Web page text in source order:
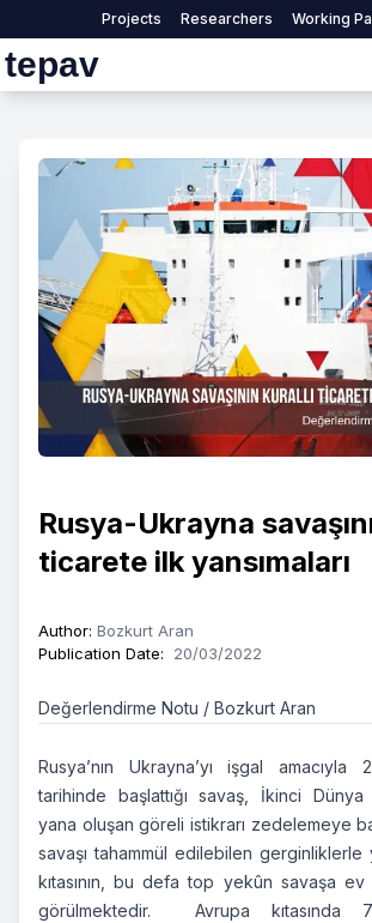
Projects Researchers Working
tepav
Rusya-Ukrayna
ticarete ilk yansımaları
Author: Bozkurt Aran
Publication Date: 20/03/2022
Değerlendirme Notu / Bozkurt Aran
Rusya’nın Ukrayna’yı işgal
tarihinde başlattığı savaş, İkinci Dünya
yana oluşan göreli istikrarı zedelemeye
savaşı tahammül edilebilen gerginliklerle
kıtasının, bu defa top yekûn savaşa ev
görülmektedir. Avrupa kıtasında